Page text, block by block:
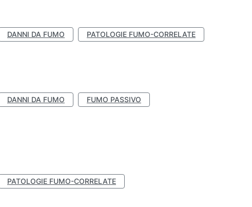
DANNI DA FUMO PATOLOGIE FUMO-CORRELATE
DANNI DA FUMO
FUMO PASSIVO
PATOLOGIE FUMO-CORRELATE